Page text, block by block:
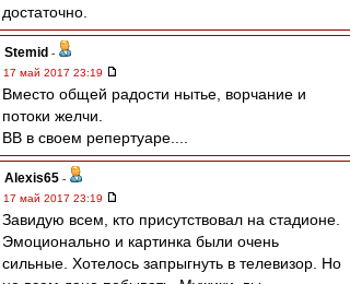
достаточно.
Stemid -
17 май 2017 23:19
Вместо общей радости нытье, ворчание и
потоки желчи.
ВВ в своем репертуаре....
Alexis65 -
17 май 2017 23:19
Завидую всем, кто присутствовал на стадионе.
Эмоционально и картинка были очень
сильные. Хотелось запрыгнуть в телевизор. Но